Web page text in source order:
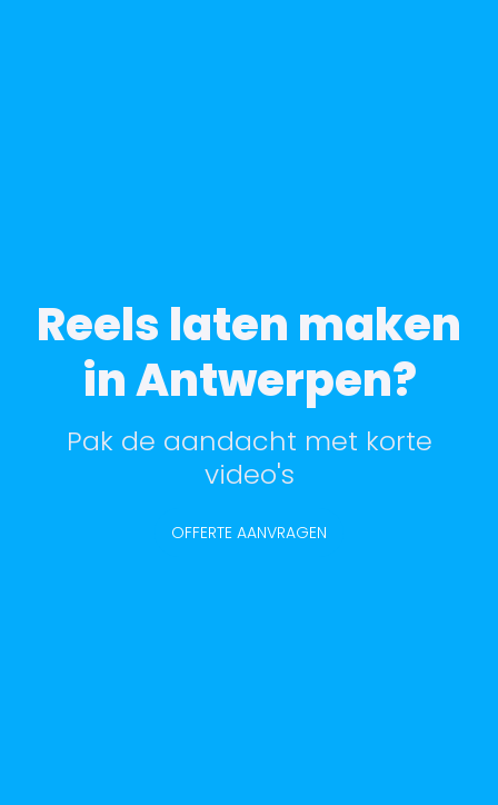
Reels laten maken
in Antwerpen?
Pak de aandacht met korte
video's
OFFERTE AANVRAGEN